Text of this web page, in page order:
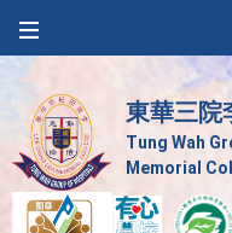
東華三院
Tung Wah
Memorial